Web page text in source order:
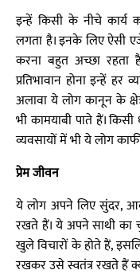
इन्हें किसी के नीचे कार्य
लगता है। इनके लिए ऐसी
करना बहुत अच्छा रहता
प्रतिभावान होना इन्हें
अलावा ये लोग कानून के
भी कामयाबी पाते हैं।
व्यवसायों में भी ये लोग
प्रेम जीवन
ये लोग अपने लिए सुंदर,
रखते हैं। ये अपने साथी
खुले विचारों के होते हैं,
रखकर उसे स्वतंत्र रखते हैं